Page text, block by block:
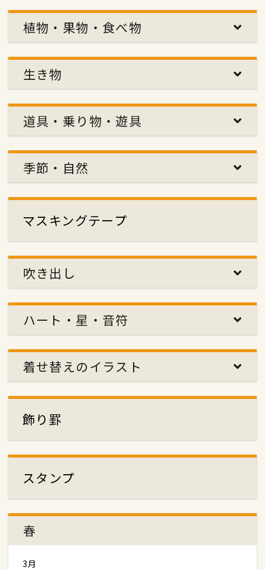
植物・果物・食べ物
生き物
道具・乗り物・遊具
季節・自然
マスキングテープ
吹き出し
ハート・星・音符
着せ替えのイラスト
飾り罫
スタンプ
春
3月